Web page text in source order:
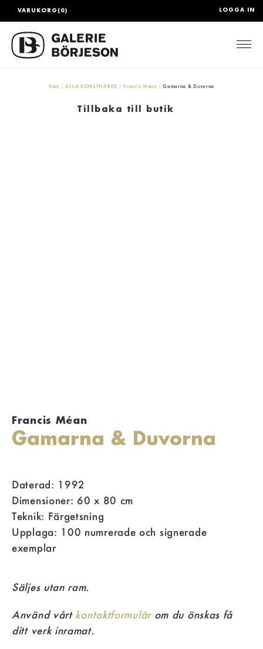
LOGGA IN
VARUKORG(0)
Hem ALLA KONSTNÄRER Francis Méan Gamarna & Duvorna
Tillbaka till butik
Francis Méan
Gamarna & Duvorna
Daterad: 1992
Dimensioner: 60 x 80 cm
Teknik: Färgetsning
Upplaga: 100 numrerade och signerade
exemplar
Säljes utan ram.
Använd vårt kontaktformulärom du önskas få
ditt verk inramat.